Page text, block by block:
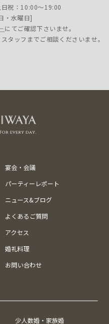
祝：10:00〜19:00
・水曜日]
にてご確認下さいませ。
タッフまでご相談くださいませ。
宴会・会議
パーティーレポート
ニュース&ブログ
よくあるご質問
アクセス
婚礼料理
お問い合わせ
少人数婚・家族婚